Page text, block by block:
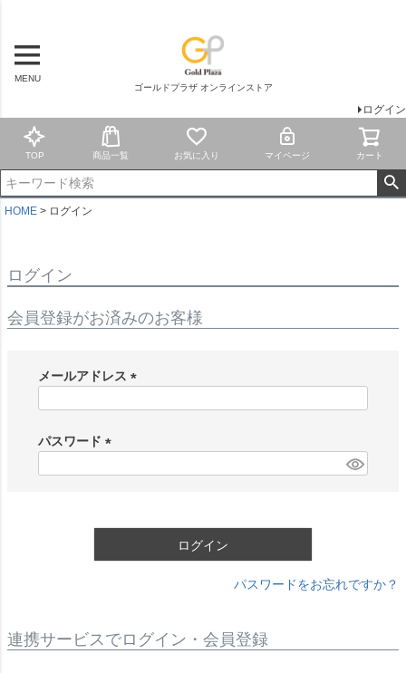
MENU
ゴールドプラザ オンラインストア
ログイン
TOP 商品一覧 お気に入り マイページ カート
HOME ログイン
ログイン
会員登録がお済みのお客様
メールアドレス
)
パスワード
ログイン
パスワードをお忘れですか？
連携サービスでログイン・会員登録